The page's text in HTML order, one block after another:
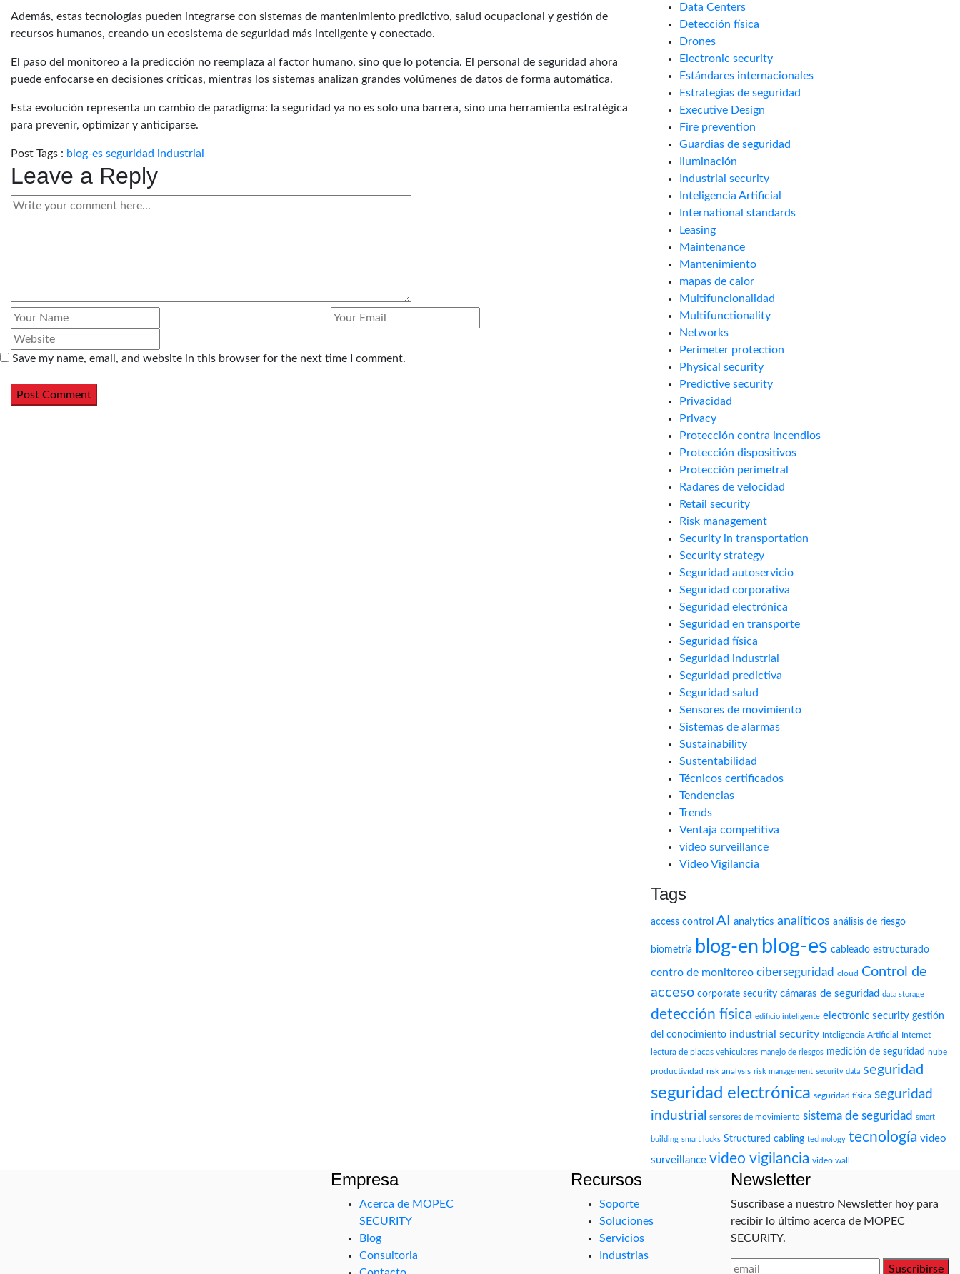
Además, estas tecnologías pueden integrarse con sistemas de mantenimiento predictivo, salud ocupacional y gestión de
recursos humanos, creando un ecosistema de seguridad más inteligente y conectado.
El paso del monitoreo a la predicción no reemplaza al factor humano, sino que lo potencia. El personal de seguridad ahora
puede enfocarse en decisiones críticas, mientras los sistemas analizan grandes volúmenes de datos de forma automática.
Esta evolución representa un cambio de paradigma: la seguridad ya no es solo una barrera, sino una herramienta estratégica
para prevenir, optimizar y anticiparse.
Post Tags : blog-es seguridad industrial
Leave a Reply
Save my name, email, and website in this browser for the next time I comment.
Post Comment
Data Centers
Detección física
Drones
Electronic security
Estándares internacionales
Estrategias de seguridad
Executive Design
Fire prevention
Guardias de seguridad
Iluminación
Industrial security
Inteligencia Artificial
International standards
Leasing
Maintenance
Mantenimiento
mapas de calor
Multifuncionalidad
Multifunctionality
Networks
Perimeter protection
Physical security
Predictive security
Privacidad
Privacy
Protección contra incendios
Protección dispositivos
Protección perimetral
Radares de velocidad
Retail security
Risk management
Security in transportation
Security strategy
Seguridad autoservicio
Seguridad corporativa
Seguridad electrónica
Seguridad en transporte
Seguridad física
Seguridad industrial
Seguridad predictiva
Seguridad salud
Sensores de movimiento
Sistemas de alarmas
Sustainability
Sustentabilidad
Técnicos certificados
Tendencias
Trends
Ventaja competitiva
video surveillance
Video Vigilancia
Tags
access control AI analytics analíticos análisis de riesgo
biometría blog-en blog-es cableado estructurado
centro de monitoreo ciberseguridad cloud Control de
acceso corporate security cámaras de seguridad data storage
detección física edificio inteligente electronic security gestión
del conocimiento industrial security Inteligencia Artificial
Internet
lectura de placas vehiculares manejo de riesgos medición de seguridad nube
productividad risk analysis risk management security data seguridad
seguridad electrónica seguridad física seguridad
industrial
sensores de movimiento sistema de seguridad smart
building smart locks Structured cabling technology tecnología video
surveillance video vigilancia video wall
Empresa
Acerca de MOPEC
SECURITY
Blog
Consultoria
Recursos
Soporte
Soluciones
Servicios
Industrias
Newsletter
Suscríbase a nuestro Newsletter hoy para
recibir lo último acerca de MOPEC
SECURITY.
Suscribirse